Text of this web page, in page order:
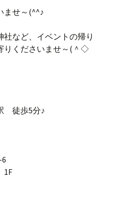
ませ～(^^♪
など、イベントの帰り
りくださいませ～(＾◇
徒歩5分♪
1F